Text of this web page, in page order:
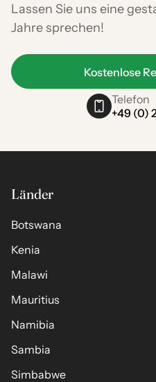
Lassen Sie uns eine
Jahre sprechen!
Kostenlose
Telefon
+49 (0)
Länder
Botswana
Kenia
Malawi
Mauritius
Namibia
Sambia
Simbabwe